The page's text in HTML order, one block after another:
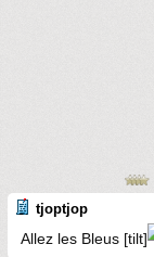
tjoptjop
Allez les Bleus [tilt]